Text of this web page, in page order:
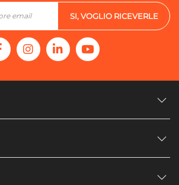
SI, VOGLIO RICEVERLE